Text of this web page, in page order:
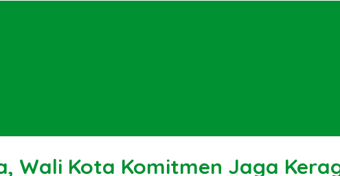
Wali Kota Komitmen Jaga